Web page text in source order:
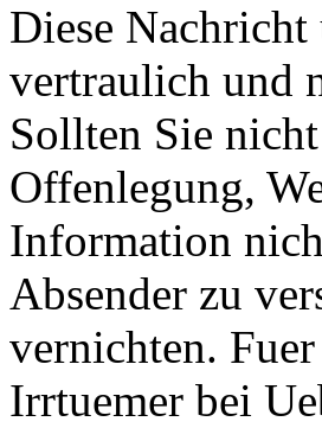
Diese
vertraulich und
Sollten Sie
Offenlegung,
Information
Absender zu
vernichten.
Irrtuemer bei